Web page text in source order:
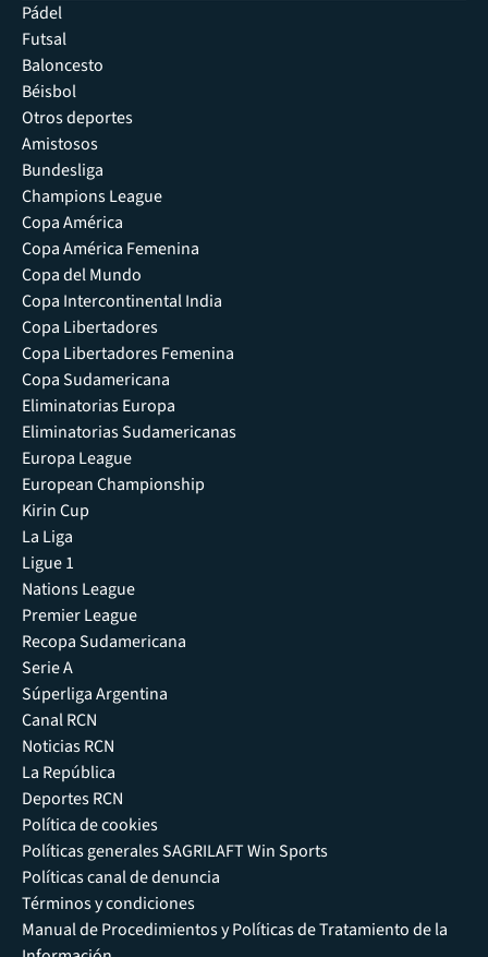
Pádel
Futsal
Baloncesto
Béisbol
Otros deportes
Amistosos
Bundesliga
Champions League
Copa América
Copa América Femenina
Copa del Mundo
Copa Intercontinental India
Copa Libertadores
Copa Libertadores Femenina
Copa Sudamericana
Eliminatorias Europa
Eliminatorias Sudamericanas
Europa League
European Championship
Kirin Cup
La Liga
Ligue 1
Nations League
Premier League
Recopa Sudamericana
Serie A
Súperliga Argentina
Canal RCN
Noticias RCN
La República
Deportes RCN
Política de cookies
Políticas generales SAGRILAFT Win Sports
Políticas canal de denuncia
Términos y condiciones
Manual de Procedimientos y Políticas de Tratamiento de la